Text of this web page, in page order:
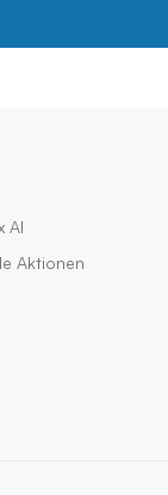
AI
Aktionen